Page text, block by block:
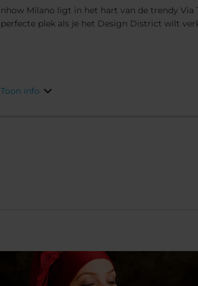
nhow Milano ligt in het hart van de trendy Via
perfecte plek als je het Design District wilt
Toon info